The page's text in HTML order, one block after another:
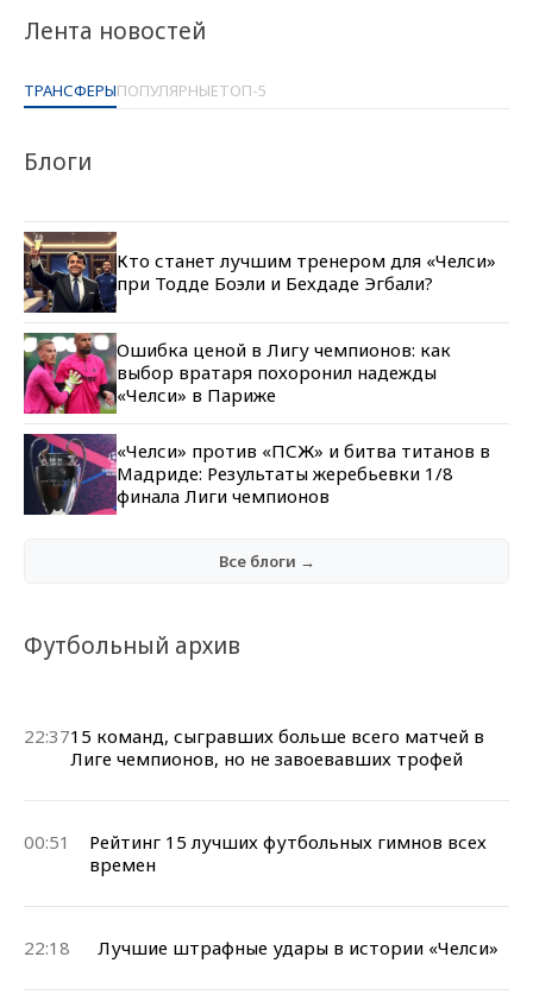
Лента новостей
ТРАНСФЕРЫПОПУЛЯРНЫЕТОП-5
Блоги
Кто станет лучшим тренером для «Челси»
при Тодде Боэли и Бехдаде Эгбали?
Ошибка ценой в Лигу чемпионов: как
выбор вратаря похоронил надежды
«Челси» в Париже
«Челси» против «ПСЖ» и битва титанов в
Мадриде: Результаты жеребьевки 1/8
финала Лиги чемпионов
Все блоги →
Футбольный архив
22:3715 команд, сыгравших больше всего матчей в
Лиге чемпионов, но не завоевавших трофей
00:51
Рейтинг 15 лучших футбольных гимнов всех
времен
22:18 Лучшие штрафные удары в истории «Челси»